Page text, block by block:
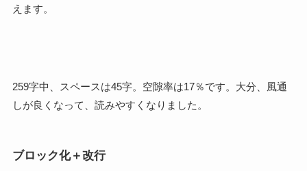
えます。
259字中、スペースは45字。空隙率は17％です。大分、風通
しが良くなって、読みやすくなりました。
ブロック化＋改行